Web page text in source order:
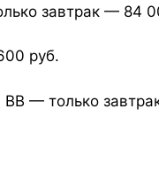
завтрак — 84
руб.
ВВ — только